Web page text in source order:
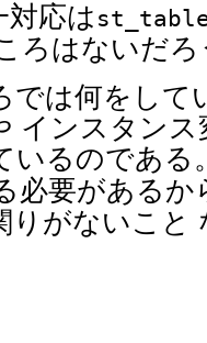
対応は
ろはないだろ
では何をして
インスタン
いるのである
必要があるか
りがないこと